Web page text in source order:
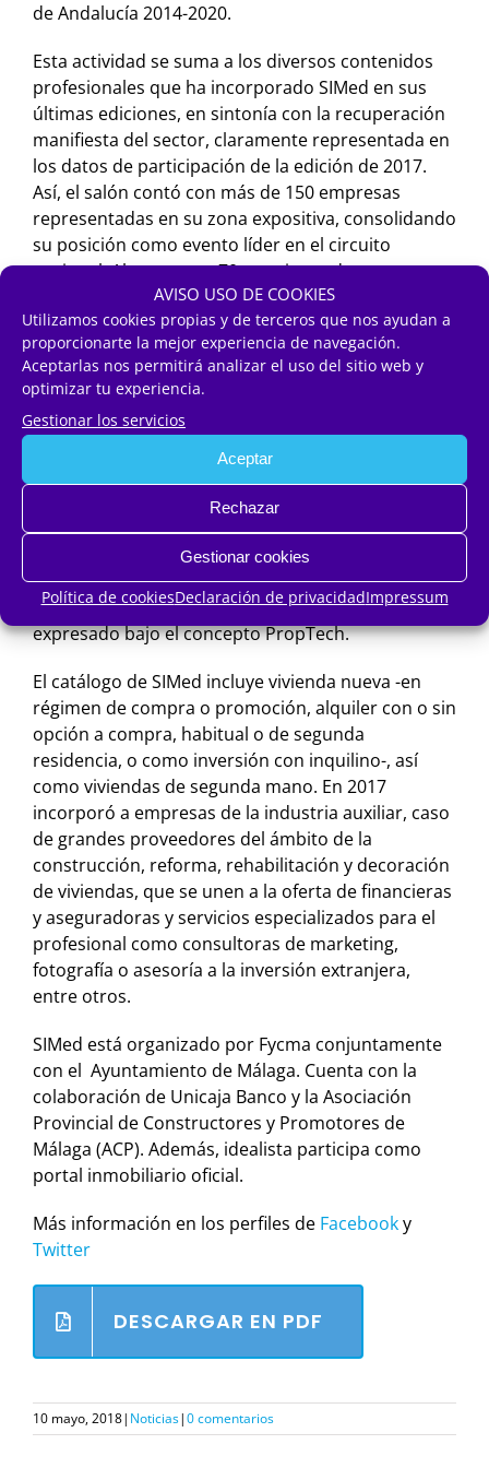
AVISO USO DE COOKIES
Utilizamos cookies propias y de terceros que nos ayudan a
proporcionarte la mejor experiencia de navegación.
Aceptarlas nos permitirá analizar el uso del sitio web y
optimizar tu experiencia.
Gestionar los servicios
Aceptar
Rechazar
Gestionar cookies
Política de cookiesDeclaración de privacidadImpressum
de Andalucía 2014-2020.
Esta actividad se suma a los diversos contenidos
profesionales que ha incorporado SIMed en sus
últimas ediciones, en sintonía con la recuperación
manifiesta del sector, claramente representada en
los datos de participación de la edición de 2017.
Así, el salón contó con más de 150 empresas
representadas en su zona expositiva, consolidando
su posición como evento líder en el circuito
nacional. Al menos un 70 por ciento de estas
empresas cerraron alguna operación, tanto de
manera directa como en el semestre posterior.
A tenor del ritmo de comercialización de espacio
actual, que ya ha equiparado al del cierre del
pasado año, la organización prevé, al menos,
duplicar la superficie expositiva, que alcanzará los
un programa de actividades profesionales que
abordará contenidos relacionados con la
construcción sostenible y las oportunidades de la
transformación digital en el ámbito de la
arquitectura, la construcción o el diseño,
expresado bajo el concepto PropTech.
El catálogo de SIMed incluye vivienda nueva -en
régimen de compra o promoción, alquiler con o sin
opción a compra, habitual o de segunda
residencia, o como inversión con inquilino-, así
como viviendas de segunda mano. En 2017
incorporó a empresas de la industria auxiliar, caso
de grandes proveedores del ámbito de la
construcción, reforma, rehabilitación y decoración
de viviendas, que se unen a la oferta de financieras
y aseguradoras y servicios especializados para el
profesional como consultoras de marketing,
fotografía o asesoría a la inversión extranjera,
entre otros.
SIMed está organizado por Fycma conjuntamente
con el Ayuntamiento de Málaga. Cuenta con la
colaboración de Unicaja Banco y la Asociación
Provincial de Constructores y Promotores de
Málaga (ACP). Además, idealista participa como
portal inmobiliario oficial.
Más información en los perfiles de Facebooky
Twitter
DESCARGAR EN PDF
10 mayo, 2018| Noticias|0 comentarios